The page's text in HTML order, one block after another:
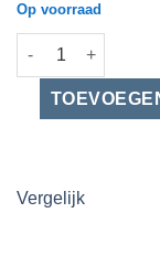
Op voorraad
SET 2
Vergelijk